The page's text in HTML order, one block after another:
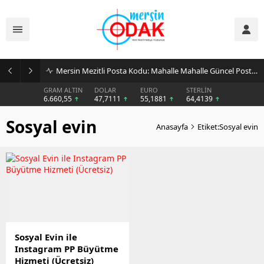
Mersin Mezitli Posta Kodu: Mahalle Mahalle Güncel Posta Kodu Rehberi
GRAM ALTIN
6.660,55
DOLAR
47,7111
EURO
55,1881
STERLİN
64,4139
Sosyal evin Anasayfa Etiket:Sosyal evin
Sosyal Evin ile
Instagram PP Büyütme
Hizmeti (Ücretsiz)